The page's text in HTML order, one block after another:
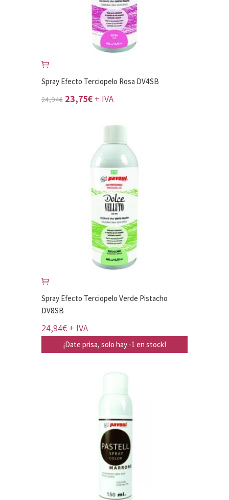
Spray Efecto Terciopelo Rosa DV4SB
24,94€ El
24,94€.
23,75€El
actual
es:
23,75€.
+ IVA
Spray Efecto Terciopelo Verde Pistacho
DV8SB
24,94€ + IVA
¡Date prisa, solo hay -1 en stock!